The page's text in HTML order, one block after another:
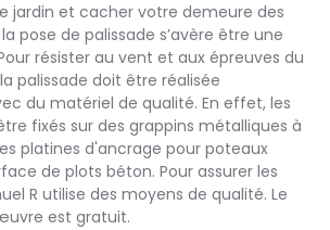
jardin et cacher votre demeure des
pose de palissade s’avère être une
résister au vent et aux épreuves du
palissade doit être réalisée
du matériel de qualité. En effet, les
fixés sur des grappins métalliques à
platines d'ancrage pour poteaux
de plots béton. Pour assurer les
R utilise des moyens de qualité. Le
est gratuit.